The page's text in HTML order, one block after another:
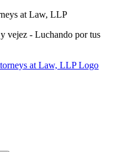
at Law, LLP
vejez - Luchando por tus